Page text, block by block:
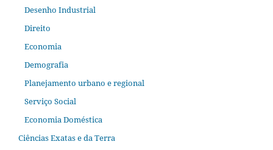
Desenho Industrial
Direito
Economia
Demografia
Planejamento urbano e regional
Serviço Social
Economia Doméstica
Ciências Exatas e da Terra